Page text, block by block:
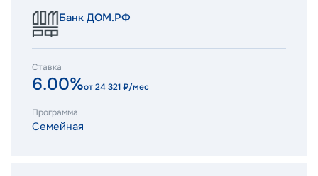
Банк ДОМ.РФ
Ставка
6.00%от24 321₽/мес
Программа
Семейная